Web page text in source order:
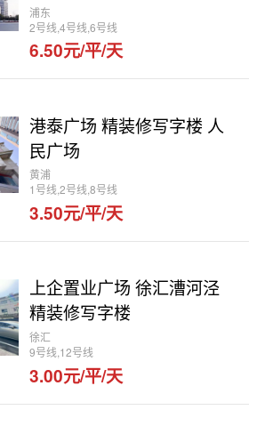
浦东
2号线,4号线,6号线
6.50元/平/天
港泰广场 精装修写字楼 人
民广场
黄浦
1号线,2号线,8号线
3.50元/平/天
上企置业广场 徐汇漕河泾
精装修写字楼
徐汇
9号线,12号线
3.00元/平/天